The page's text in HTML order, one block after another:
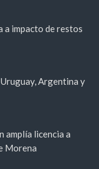
a impacto de restos
Argentina y
amplía licencia a
Morena